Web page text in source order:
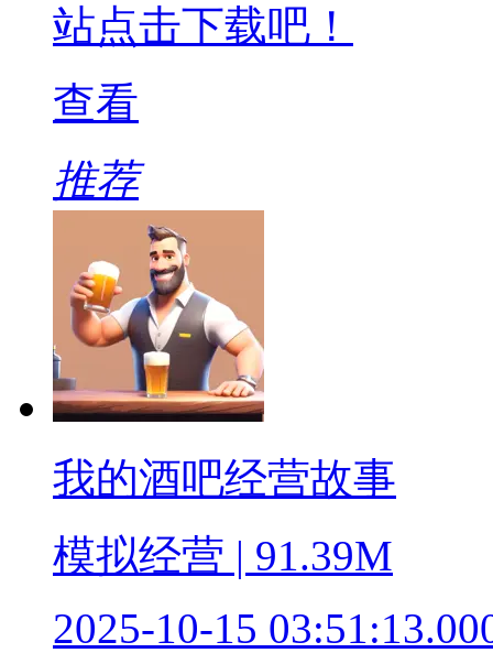
站点击下载吧！
查看
推荐
我的酒吧经营故事
模拟经营 | 91.39M
2025-10-15